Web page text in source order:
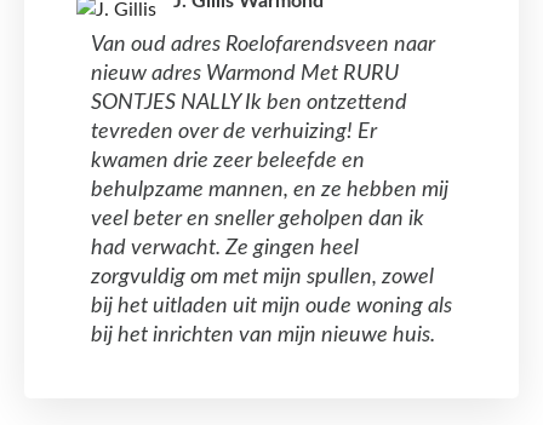
Van oud adres Roelofarendsveen naar
nieuw adres Warmond Met RURU
SONTJES NALLY Ik ben ontzettend
tevreden over de verhuizing! Er
kwamen drie zeer beleefde en
behulpzame mannen, en ze hebben mij
veel beter en sneller geholpen dan ik
had verwacht. Ze gingen heel
zorgvuldig om met mijn spullen, zowel
bij het uitladen uit mijn oude woning als
bij het inrichten van mijn nieuwe huis.